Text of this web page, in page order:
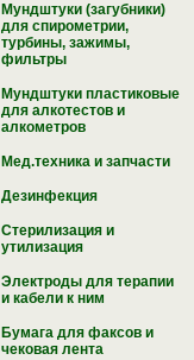
Мундштуки (загубники)
для спирометрии,
турбины, зажимы,
фильтры
Мундштуки пластиковые
для алкотестов и
алкометров
Мед.техника и запчасти
Дезинфекция
Стерилизация и
утилизация
Электроды для терапии
и кабели к ним
Бумага для факсов и
чековая лента